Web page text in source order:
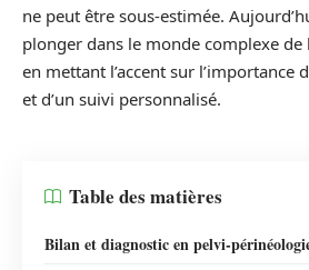
ne peut être sous-estimée.
plonger dans le monde complexe
en mettant l’accent sur l’importance
et d’un suivi personnalisé.
Table des matières
Bilan et diagnostic en pelvi-